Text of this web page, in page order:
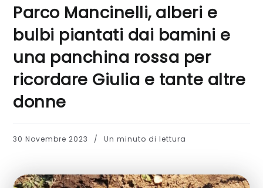
Parco Mancinelli, alberi e
bulbi piantati dai bamini e
una panchina rossa per
ricordare Giulia e tante altre
donne
30 Novembre 2023 Un minuto di lettura